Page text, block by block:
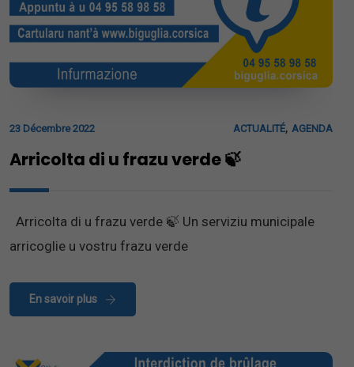
23 Décembre 2022 ACTUALITÉ, AGENDA
Arricolta di u frazu verde 🍃
Arricolta di u frazu verde 🍃 Un serviziu municipale
arricoglie u vostru frazu verde
En savoir plus